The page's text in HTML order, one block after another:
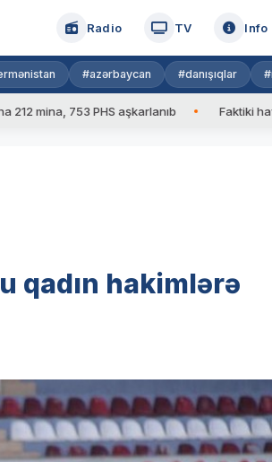
Radio TV Info
#azərbaycan #danışıqlar
753 PHS aşkarlanıb Faktiki hava: 39
qadın hakimlərə